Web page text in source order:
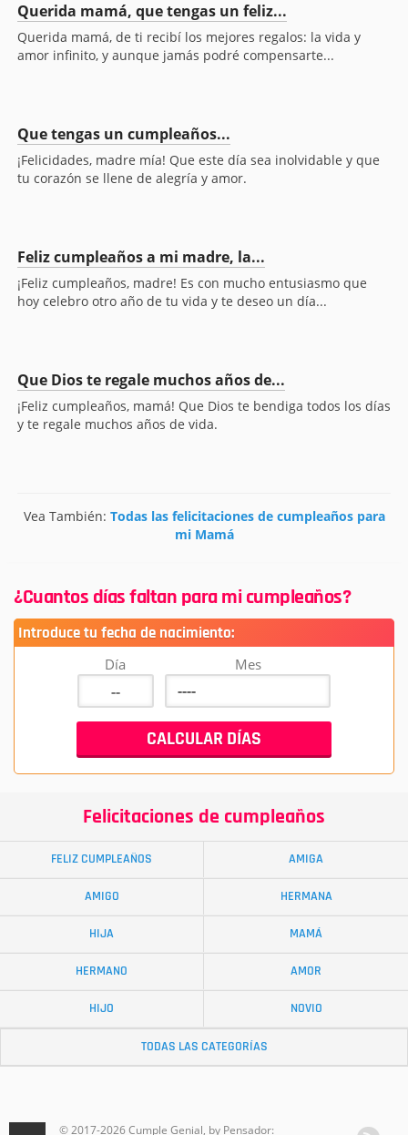
Querida mamá, que tengas un feliz...
Querida mamá, de ti recibí los mejores regalos: la vida y
amor infinito, y aunque jamás podré compensarte...
Que tengas un cumpleaños...
¡Felicidades, madre mía! Que este día sea inolvidable y que
tu corazón se llene de alegría y amor.
Feliz cumpleaños a mi madre, la...
¡Feliz cumpleaños, madre! Es con mucho entusiasmo que
hoy celebro otro año de tu vida y te deseo un día...
Que Dios te regale muchos años de...
¡Feliz cumpleaños, mamá! Que Dios te bendiga todos los días
y te regale muchos años de vida.
Vea También: Todas las felicitaciones de cumpleaños para
mi Mamá
¿Cuantos días faltan para mi cumpleaños?
Introduce tu fecha de nacimiento:
Día Mes
Felicitaciones de cumpleaños
FELIZ CUMPLEAÑOS AMIGA
AMIGO HERMANA
HIJA MAMÁ
HERMANO AMOR
HIJO NOVIO
TODAS LAS CATEGORÍAS
© 2017-2026 Cumple Genial, by Pensador: